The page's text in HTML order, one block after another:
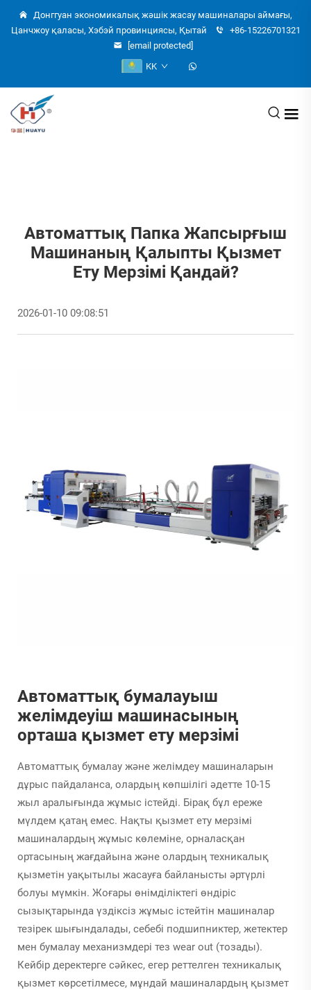
Донггуан экономикалық жәшік жасау машиналары аймағы,
Цанчжоу қаласы, Хэбэй провинциясы, Қытай
+86-15226701321
[email protected]
KK
Автоматтық Папка Жапсырғыш
Машинаның Қалыпты Қызмет
Ету Мерзімі Қандай?
2026-01-10 09:08:51
Автоматтық бумалауыш
желімдеуіш машинасының
орташа қызмет ету мерзімі
Автоматтық бумалау және желімдеу машиналарын
дұрыс пайдаланса, олардың көпшілігі әдетте 10-15
жыл аралығында жұмыс істейді. Бірақ бұл ереже
мүлдем қатаң емес. Нақты қызмет ету мерзімі
машиналардың жұмыс көлеміне, орналасқан
ортасының жағдайына және олардың техникалық
қызметін уақытылы жасауға байланысты әртүрлі
болуы мүмкін. Жоғары өнімділіктегі өндіріс
сызықтарында үздіксіз жұмыс істейтін машиналар
тезірек шығындалады, себебі подшипниктер, жетектер
мен бумалау механизмдері тез wear out (тозады).
Кейбір деректерге сәйкес, егер реттелген техникалық
қызмет көрсетілмесе, мұндай машиналардың қызмет